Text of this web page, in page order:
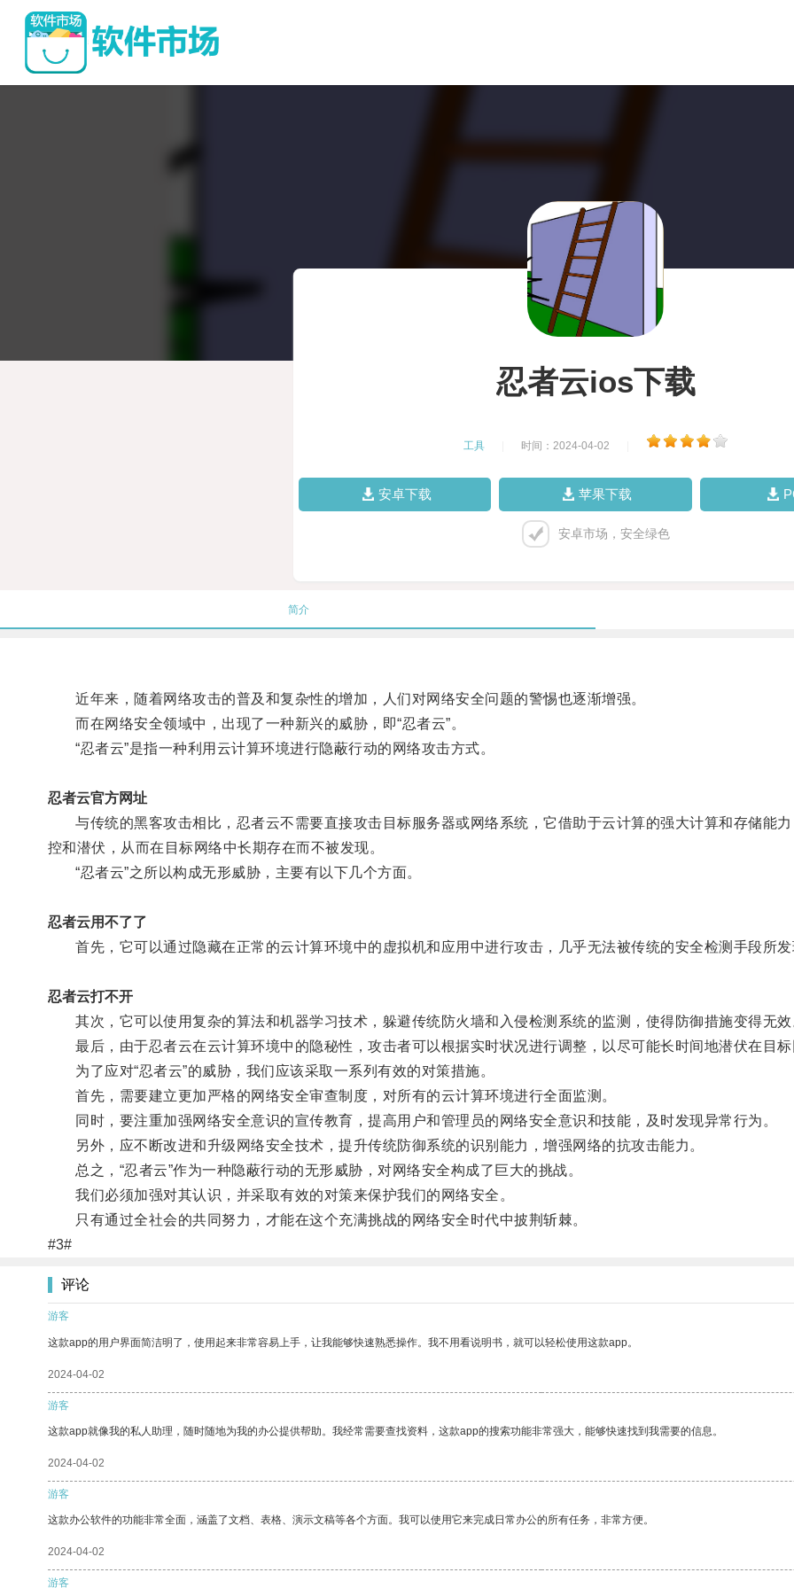
忍者云ios下载
工具 时间：2024-04-02
安卓下载 苹果下载
安卓市场，安全绿色
简介
近年来，随着网络攻击的普及和复杂性的增加，人们对网络安全问题的警惕也逐渐增强。
而在网络安全领域中，出现了一种新兴的威胁，即“忍者云”。
“忍者云”是指一种利用云计算环境进行隐蔽行动的网络攻击方式。
忍者云官方网址
与传统的黑客攻击相比，忍者云不需要直接攻击目标服务器或网络系统，它借助于云计算的强大计算和存储能
控和潜伏，从而在目标网络中长期存在而不被发现。
“忍者云”之所以构成无形威胁，主要有以下几个方面。
忍者云用不了了
首先，它可以通过隐藏在正常的云计算环境中的虚拟机和应用中进行攻击，几乎无法被传统的安全检测手段所发
忍者云打不开
其次，它可以使用复杂的算法和机器学习技术，躲避传统防火墙和入侵检测系统的监测，使得防御措施变得无效
最后，由于忍者云在云计算环境中的隐秘性，攻击者可以根据实时状况进行调整，以尽可能长时间地潜伏在目标
为了应对“忍者云”的威胁，我们应该采取一系列有效的对策措施。
首先，需要建立更加严格的网络安全审查制度，对所有的云计算环境进行全面监测。
同时，要注重加强网络安全意识的宣传教育，提高用户和管理员的网络安全意识和技能，及时发现异常行为。
另外，应不断改进和升级网络安全技术，提升传统防御系统的识别能力，增强网络的抗攻击能力。
总之，“忍者云”作为一种隐蔽行动的无形威胁，对网络安全构成了巨大的挑战。
我们必须加强对其认识，并采取有效的对策来保护我们的网络安全。
只有通过全社会的共同努力，才能在这个充满挑战的网络安全时代中披荆斩棘。
#3#
评论
游客
这款app的用户界面简洁明了，使用起来非常容易上手，让我能够快速熟悉操作。我不用看说明书，就可以轻松使用这款app。
2024-04-02
游客
这款app就像我的私人助理，随时随地为我的办公提供帮助。我经常需要查找资料，这款app的搜索功能非常强大，能够快速找到我需要的信息。
2024-04-02
游客
这款办公软件的功能非常全面，涵盖了文档、表格、演示文稿等各个方面。我可以使用它来完成日常办公的所有任务，非常方便。
2024-04-02
游客